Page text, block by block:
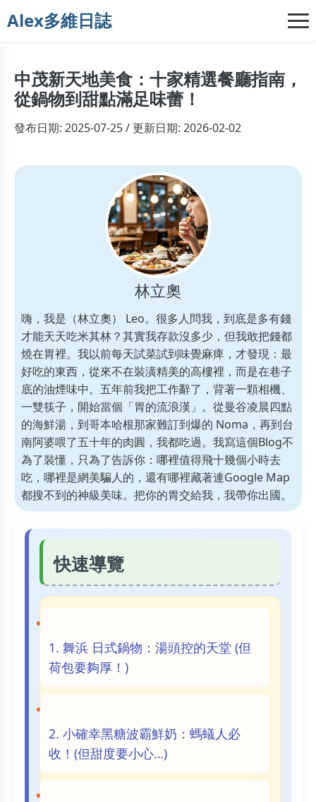
Alex多維日誌
中茂新天地美食：十家精選餐廳指南，
從鍋物到甜點滿足味蕾！
發布日期: 2025-07-25 / 更新日期: 2026-02-02
林立奧
嗨，我是（林立奧） Leo。很多人問我，到底是多有錢
才能天天吃米其林？其實我存款沒多少，但我敢把錢都
燒在胃裡。我以前每天試菜試到味覺麻痺，才發現：最
好吃的東西，從來不在裝潢精美的高樓裡，而是在巷子
底的油煙味中。五年前我把工作辭了，背著一顆相機、
一雙筷子，開始當個「胃的流浪漢」。從曼谷凌晨四點
的海鮮湯，到哥本哈根那家難訂到爆的 Noma，再到台
南阿婆喂了五十年的肉圓，我都吃過。我寫這個Blog不
為了裝懂，只為了告訴你：哪裡值得飛十幾個小時去
吃，哪裡是網美騙人的，還有哪裡藏著連Google Map
都搜不到的神級美味。把你的胃交給我，我帶你出國。
快速導覽
1. 舞浜 日式鍋物：湯頭控的天堂 (但
荷包要夠厚！)
2. 小確幸黑糖波霸鮮奶：螞蟻人必
收！(但甜度要小心…)